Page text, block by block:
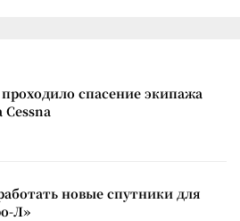
спасение экипажа
новые спутники для
Л»